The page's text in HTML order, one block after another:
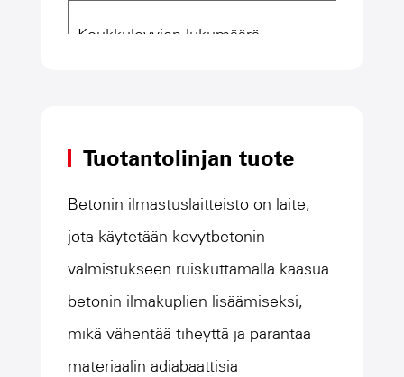
Koukkulevyjen lukumäärä
Tuotantolinjan tuote
Betonin ilmastuslaitteisto on laite,
jota käytetään kevytbetonin
valmistukseen ruiskuttamalla kaasua
betonin ilmakuplien lisäämiseksi,
mikä vähentää tiheyttä ja parantaa
materiaalin adiabaattisia